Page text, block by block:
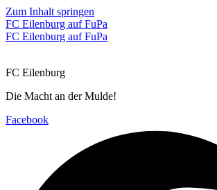
Zum Inhalt springen
FC Eilenburg auf FuPa
FC Eilenburg auf FuPa
FC Eilenburg
Die Macht an der Mulde!
Facebook